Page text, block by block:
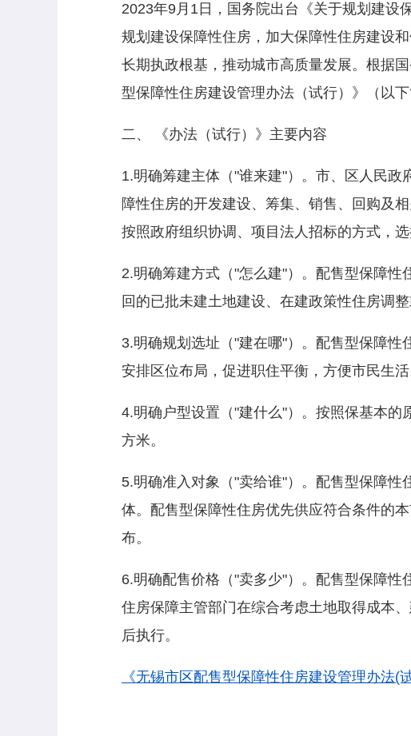
2023年9月1日，国务院出台《关于规划建设
规划建设保障性住房，加大保障性住房建设
长期执政根基，推动城市高质量发展。根据
型保障性住房建设管理办法（试行）》（以
二、 《办法（试行）》主要内容
1.明确筹建主体（"谁来建"）。市、区人民
障性住房的开发建设、筹集、销售、回购及
按照政府组织协调、项目法人招标的方式，
2.明确筹建方式（"怎么建"）。配售型保障
回的已批未建土地建设、在建政策性住房调
3.明确规划选址（"建在哪"）。配售型保障
安排区位布局，促进职住平衡，方便市民生活
4.明确户型设置（"建什么"）。按照保基本
方米。
5.明确准入对象（"卖给谁"）。配售型保障
体。配售型保障性住房优先供应符合条件的
布。
6.明确配售价格（"卖多少"）。配售型保障性
住房保障主管部门在综合考虑土地取得成本
后执行。
《无锡市区配售型保障性住房建设管理办法(